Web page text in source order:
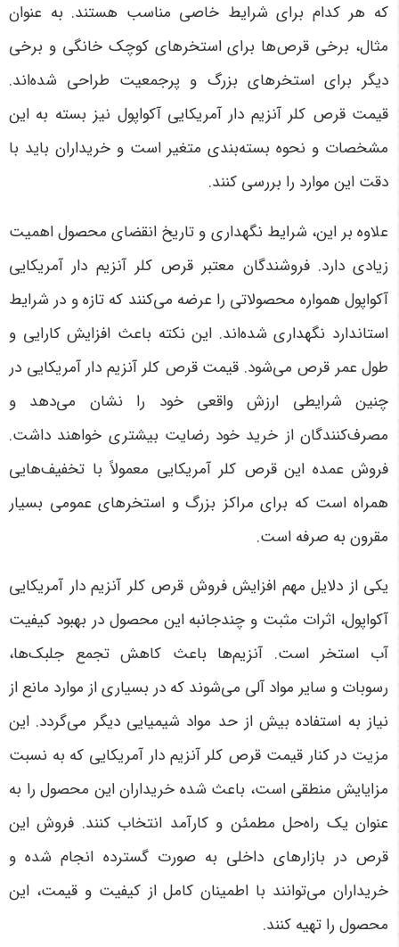
که هر کدام برای شرایط خاصی مناسب هستند. به عنوان
مثال، برخی قرص‌ها برای استخرهای کوچک خانگی و برخی
دیگر برای استخرهای بزرگ و پرجمعیت طراحی شده‌اند.
قیمت قرص کلر آنزیم دار آمریکایی آکواپول نیز بسته به این
مشخصات و نحوه بسته‌بندی متغیر است و خریداران باید با
دقت این موارد را بررسی کنند.
علاوه بر این، شرایط نگهداری و تاریخ انقضای محصول اهمیت
زیادی دارد. فروشندگان معتبر قرص کلر آنزیم دار آمریکایی
آکواپول همواره محصولاتی را عرضه می‌کنند که تازه و در شرایط
استاندارد نگهداری شده‌اند. این نکته باعث افزایش کارایی و
طول عمر قرص می‌شود. قیمت قرص کلر آنزیم دار آمریکایی در
چنین شرایطی ارزش واقعی خود را نشان می‌دهد و
مصرف‌کنندگان از خرید خود رضایت بیشتری خواهند داشت.
فروش عمده این قرص کلر آمریکایی معمولاً با تخفیف‌هایی
همراه است که برای مراکز بزرگ و استخرهای عمومی بسیار
مقرون به صرفه است.
یکی از دلایل مهم افزایش فروش قرص کلر آنزیم دار آمریکایی
آکواپول، اثرات مثبت و چندجانبه این محصول در بهبود کیفیت
آب استخر است. آنزیم‌ها باعث کاهش تجمع جلبک‌ها،
رسوبات و سایر مواد آلی می‌شوند که در بسیاری از موارد مانع از
نیاز به استفاده بیش از حد مواد شیمیایی دیگر می‌گردد. این
مزیت در کنار قیمت قرص کلر آنزیم دار آمریکایی که به نسبت
مزایایش منطقی است، باعث شده خریداران این محصول را به
عنوان یک راه‌حل مطمئن و کارآمد انتخاب کنند. فروش این
قرص در بازارهای داخلی به صورت گسترده انجام شده و
خریداران می‌توانند با اطمینان کامل از کیفیت و قیمت، این
محصول را تهیه کنند.